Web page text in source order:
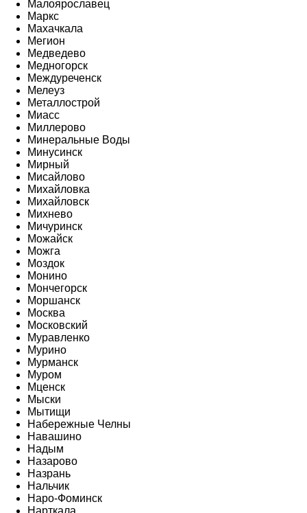
Малоярославец
Маркс
Махачкала
Мегион
Медведево
Медногорск
Междуреченск
Мелеуз
Металлострой
Миасс
Миллерово
Минеральные Воды
Минусинск
Мирный
Мисайлово
Михайловка
Михайловск
Михнево
Мичуринск
Можайск
Можга
Моздок
Монино
Мончегорск
Моршанск
Москва
Московский
Муравленко
Мурино
Мурманск
Муром
Мценск
Мыски
Мытищи
Набережные Челны
Навашино
Надым
Назарово
Назрань
Нальчик
Наро-Фоминск
Нарткала